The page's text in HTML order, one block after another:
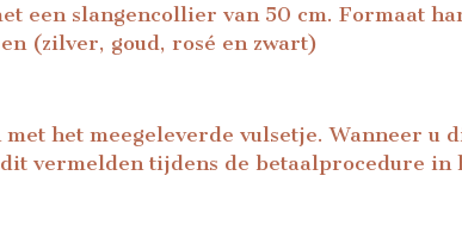
een slangencollier van 50 cm. Formaat
(zilver, goud, rosé en zwart)
met het meegeleverde vulsetje. Wanneer
vermelden tijdens de betaalprocedure in